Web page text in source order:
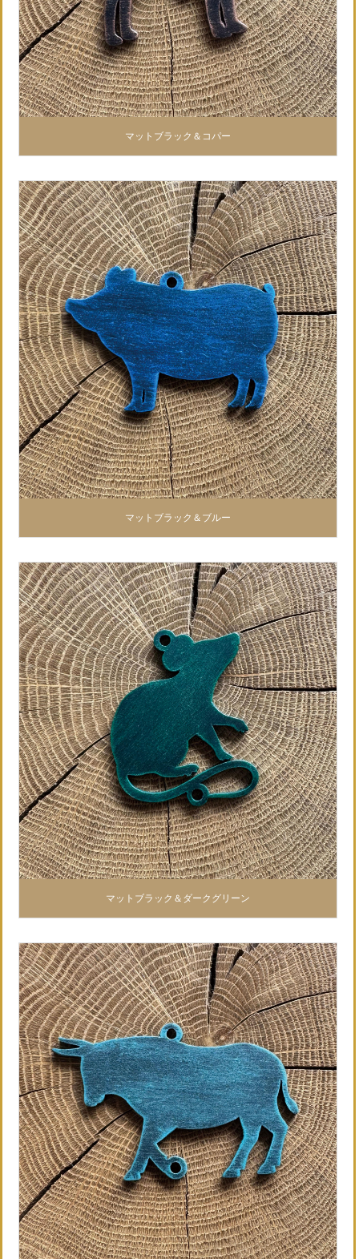
マットブラック＆コパー
マットブラック＆ブルー
マットブラック＆ダークグリーン